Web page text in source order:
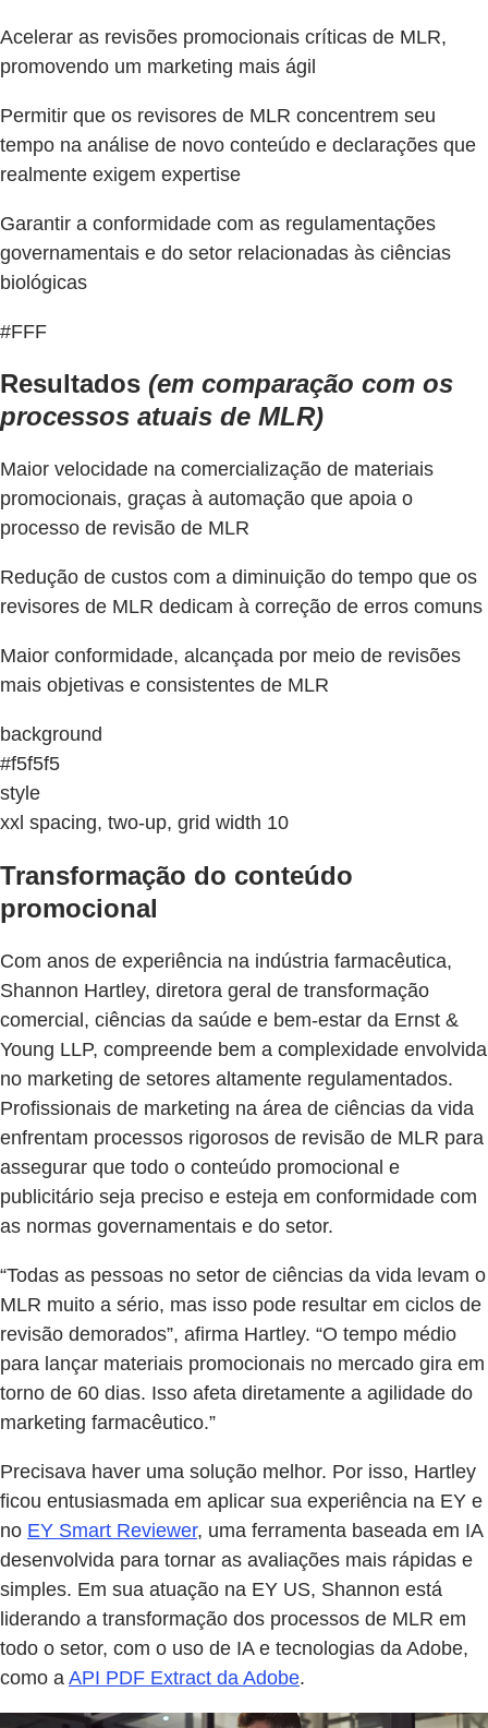
Acelerar as revisões promocionais críticas de MLR,
promovendo um marketing mais ágil
Permitir que os revisores de MLR concentrem seu
tempo na análise de novo conteúdo e declarações que
realmente exigem expertise
Garantir a conformidade com as regulamentações
governamentais e do setor relacionadas às ciências
biológicas
#FFF
Resultados (em comparação com os
processos atuais de MLR)
Maior velocidade na comercialização de materiais
promocionais, graças à automação que apoia o
processo de revisão de MLR
Redução de custos com a diminuição do tempo que os
revisores de MLR dedicam à correção de erros comuns
Maior conformidade, alcançada por meio de revisões
mais objetivas e consistentes de MLR
background
#f5f5f5
style
xxl spacing, two-up, grid width 10
Transformação do conteúdo
promocional
Com anos de experiência na indústria farmacêutica,
Shannon Hartley, diretora geral de transformação
comercial, ciências da saúde e bem-estar da Ernst &
Young LLP, compreende bem a complexidade envolvida
no marketing de setores altamente regulamentados.
Profissionais de marketing na área de ciências da vida
enfrentam processos rigorosos de revisão de MLR para
assegurar que todo o conteúdo promocional e
publicitário seja preciso e esteja em conformidade com
as normas governamentais e do setor.
“Todas as pessoas no setor de ciências da vida levam o
MLR muito a sério, mas isso pode resultar em ciclos de
revisão demorados”, afirma Hartley. “O tempo médio
para lançar materiais promocionais no mercado gira em
torno de 60 dias. Isso afeta diretamente a agilidade do
marketing farmacêutico.”
Precisava haver uma solução melhor. Por isso, Hartley
ficou entusiasmada em aplicar sua experiência na EY e
no EY Smart Reviewer, uma ferramenta baseada em IA
desenvolvida para tornar as avaliações mais rápidas e
simples. Em sua atuação na EY US, Shannon está
liderando a transformação dos processos de MLR em
todo o setor, com o uso de IA e tecnologias da Adobe,
como a API PDF Extract da Adobe.